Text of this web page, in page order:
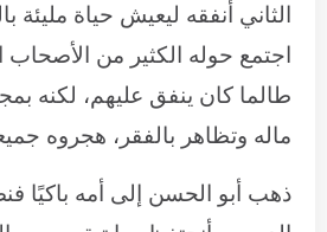
الثاني أنفقه ليعيش حياة
اجتمع حوله الكثير من الأصحاب
طالما كان ينفق عليهم، لكنه
ماله وتظاهر بالفقر، هجروه
ذهب أبو الحسن إلى أمه باكيًا